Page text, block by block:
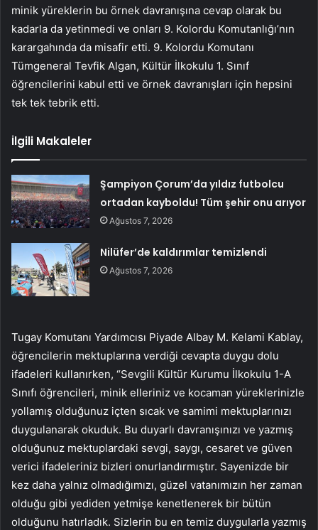
minik yüreklerin bu örnek davranışına cevap olarak bu
kadarla da yetinmedi ve onları 9. Kolordu Komutanlığı’nın
karargahında da misafir etti. 9. Kolordu Komutanı
Tümgeneral Tevfik Algan, Kültür İlkokulu 1. Sınıf
öğrencilerini kabul etti ve örnek davranışları için hepsini
tek tek tebrik etti.
İlgili Makaleler
Şampiyon Çorum’da yıldız futbolcu
ortadan kayboldu! Tüm şehir onu arıyor
Ağustos 7, 2026
Nilüfer’de kaldırımlar temizlendi
Ağustos 7, 2026
Tugay Komutanı Yardımcısı Piyade Albay M. Kelami Kablay,
öğrencilerin mektuplarına verdiği cevapta duygu dolu
ifadeleri kullanırken, “Sevgili Kültür Kurumu İlkokulu 1-A
Sınıfı öğrencileri, minik elleriniz ve kocaman yüreklerinizle
yollamış olduğunuz içten sıcak ve samimi mektuplarınızı
duygulanarak okuduk. Bu duyarlı davranışınızı ve yazmış
olduğunuz mektuplardaki sevgi, saygı, cesaret ve güven
verici ifadeleriniz bizleri onurlandırmıştır. Sayenizde bir
kez daha yalnız olmadığımızı, güzel vatanımızın her zaman
olduğu gibi yediden yetmişe kenetlenerek bir bütün
olduğunu hatırladık. Sizlerin bu en temiz duygularla yazmış